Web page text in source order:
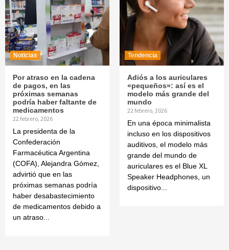
Noticias
Por atraso en la cadena
de pagos, en las
próximas semanas
podría haber faltante de
medicamentos
22 febrero, 2026
La presidenta de la
Confederación
Farmacéutica Argentina
(COFA), Alejandra Gómez,
advirtió que en las
próximas semanas podría
haber desabastecimiento
de medicamentos debido a
un atraso...
Tendencia
Adiós a los auriculares
«pequeños»: así es el
modelo más grande del
mundo
22 febrero, 2026
En una época minimalista
incluso en los dispositivos
auditivos, el modelo más
grande del mundo de
auriculares es el Blue XL
Speaker Headphones, un
dispositivo...